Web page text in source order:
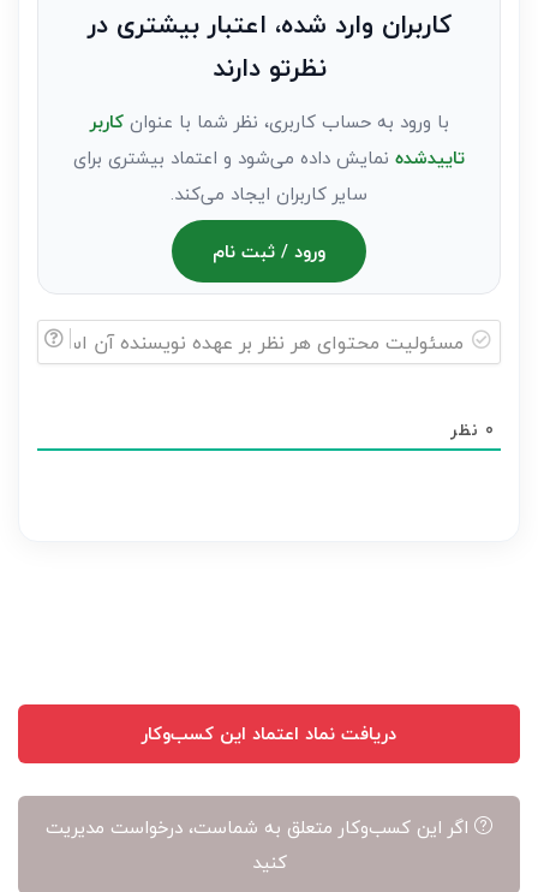
کاربران وارد شده، اعتبار بیشتری در
نظرتو دارند
با ورود به حساب کاربری، نظر شما با عنوانکاربر
تاییدشده نمایش داده می‌شود و اعتماد بیشتری برای
سایر کاربران ایجاد می‌کند.
ورود / ثبت نام
هر
0 نظر
دریافت نماد اعتماد این کسب‌وکار
اگر این کسب‌وکار متعلق به شماست، درخواست مدیریت
کنید